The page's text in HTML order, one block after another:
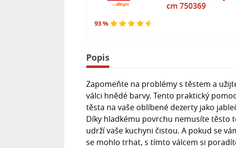
93 %
cm 750369
Popis
Zapomeňte na problémy s těstem a
válci hnědé barvy. Tento praktický
těsta na vaše oblíbené dezerty jako
Díky hladkému povrchu nemusíte těsto
udrží vaše kuchyni čistou. A pokud se
se mohlo trhat, s tímto válcem si